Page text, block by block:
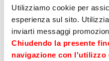
Utilizziamo cookie per
esperienza sul sito.
inviarti messaggi
Chiudendo la presente
navigazione con
Information:
Beratung
16:00). SB.